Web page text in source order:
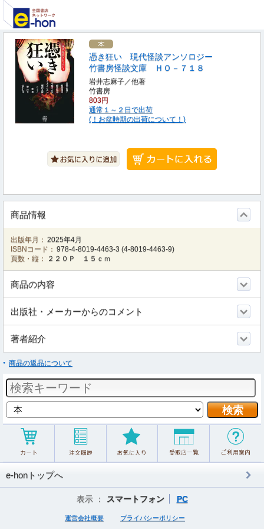
憑き狂い 現代怪談アンソロジー
竹書房怪談文庫 ＨＯ－７１８
岩井志麻子／他著
竹書房
803円
通常１～２日で出荷
(！お盆時期の出荷について！)
商品情報
出版年月： 2025年4月
ISBNコード： 978-4-8019-4463-3 (4-8019-4463-9)
頁数・縦：
２２０Ｐ １５ｃｍ
商品の内容
出版社・メーカーからのコメント
著者紹介
商品の返品について
e-honトップへ
表示 ： スマートフォン PC
運営会社概要 プライバシーポリシー